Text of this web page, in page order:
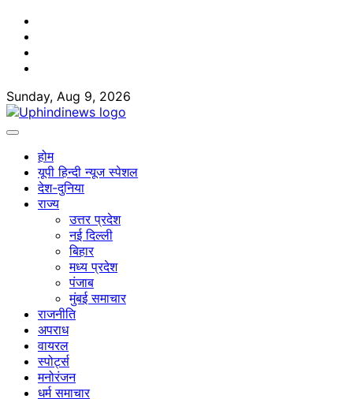
Skip
content
Sunday, Aug 9, 2026
होम
यूपी हिन्दी न्यूज स्पेशल
देश-दुनिया
राज्य
उत्तर प्रदेश
नई दिल्ली
बिहार
मध्य प्रदेश
पंजाब
मुंबई समाचार
राजनीति
अपराध
वायरल
स्पोर्ट्स
मनोरंजन
धर्म समाचार